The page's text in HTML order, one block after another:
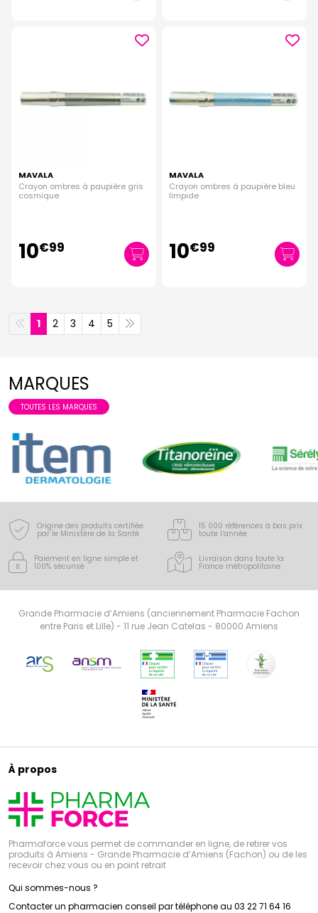
MAVALA
Crayon ombres à paupière gris
cosmique
10€99
MAVALA
Crayon ombres à paupière bleu
limpide
10€99
1 2 3 4 5
MARQUES
TOUTES LES MARQUES
Origine des produits certifiée
par le Ministère de la Santé
15 000 références à bas prix
toute l’année
Paiement en ligne simple et
100% sécurisé
Livraison dans toute la
France métropolitaine
Grande Pharmacie d’Amiens (anciennement Pharmacie Fachon
entre Paris et Lille) - 11 rue Jean Catelas - 80000 Amiens
À propos
Pharmaforce vous permet de commander en ligne, de retirer vos
produits à Amiens - Grande Pharmacie d’Amiens (Fachon) ou de les
recevoir chez vous ou en point retrait
Qui sommes-nous ?
Contacter un pharmacien conseil par téléphone au 03 22 71 64 16